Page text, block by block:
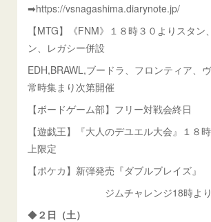
➡https://vsnagashima.diarynote.jp/
【MTG】《FNM》１８時３０よりスタン
ン、レガシー併設
EDH,BRAWL,ブードラ、フロンティア、
常時集まり次第開催
【ボードゲーム部】フリー対戦会終日
【遊戯王】『大人のデユエル大会』１８
上限定
【ポケカ】新弾発売『ダブルブレイズ』
ジムチャレンジ18時より
◆２日（土）